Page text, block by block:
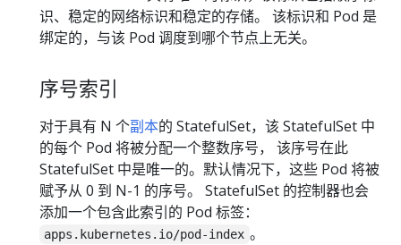
识、稳定的网络标识和稳定的存储。 该标识和 Pod 是
绑定的，与该 Pod 调度到哪个节点上无关。
序号索引
对于具有 N 个副本的 StatefulSet，该 StatefulSet 中
的每个 Pod 将被分配一个整数序号， 该序号在此
StatefulSet 中是唯一的。默认情况下，这些 Pod 将被
赋予从 0 到 N-1 的序号。 StatefulSet 的控制器也会
添加一个包含此索引的 Pod 标签：
apps.kubernetes.io/pod-index 。